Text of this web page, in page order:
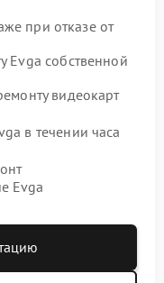
при отказе от
Evga собственной
видеокарт
в течении часа
Evga